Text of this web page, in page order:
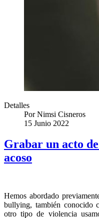
Detalles
PorNimsi Cisneros
15 Junio 2022
Grabar un acto
acoso
Hemos abordado
bullying, también conocido
otro tipo de violencia